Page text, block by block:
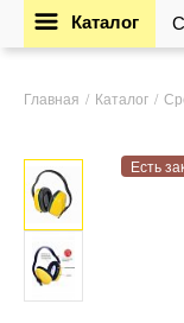
Каталог
Главная Каталог
Есть